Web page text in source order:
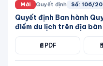
Mới Quyết định Số: 106/
Quyết định Ban hành
điểm du lịch trên địa
📄 PDF